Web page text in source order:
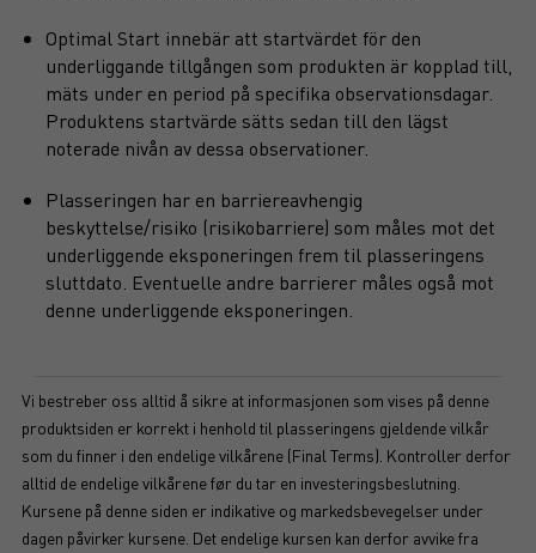
Optimal Start innebär att startvärdet för den
underliggande tillgången som produkten är kopplad till,
mäts under en period på specifika observationsdagar.
Produktens startvärde sätts sedan till den lägst
noterade nivån av dessa observationer.
Plasseringen har en barriereavhengig
beskyttelse/risiko (risikobarriere) som måles mot det
underliggende eksponeringen frem til plasseringens
sluttdato. Eventuelle andre barrierer måles også mot
denne underliggende eksponeringen.
Vi bestreber oss alltid å sikre at informasjonen som vises på denne
produktsiden er korrekt i henhold til plasseringens gjeldende vilkår
som du finner i den endelige vilkårene (Final Terms). Kontroller derfor
alltid de endelige vilkårene før du tar en investeringsbeslutning.
Kursene på denne siden er indikative og markedsbevegelser under
dagen påvirker kursene. Det endelige kursen kan derfor avvike fra